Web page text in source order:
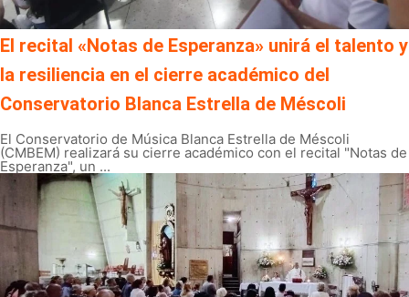
El recital «Notas de Esperanza» unirá el talento y
la resiliencia en el cierre académico del
Conservatorio Blanca Estrella de Méscoli
El Conservatorio de Música Blanca Estrella de Méscoli
(CMBEM) realizará su cierre académico con el recital "Notas de
Esperanza", un ...